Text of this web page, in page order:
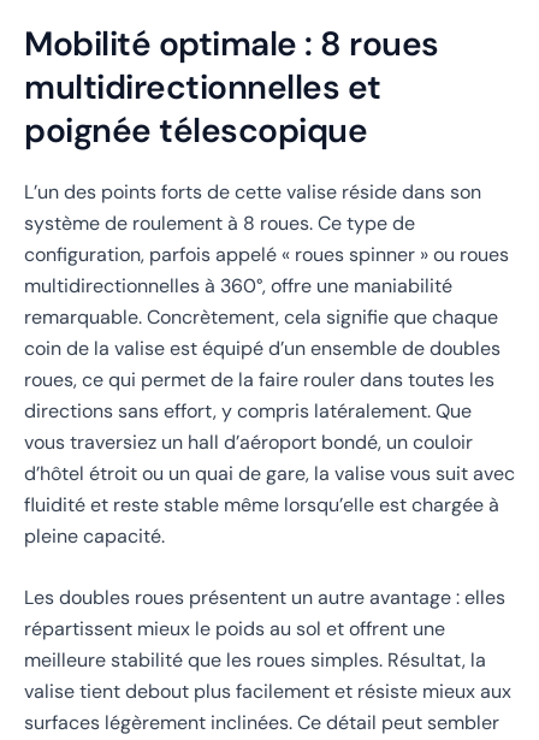
Mobilité optimale : 8 roues
multidirectionnelles et
poignée télescopique
L’un des points forts de cette valise réside dans son
système de roulement à 8 roues. Ce type de
configuration, parfois appelé « roues spinner » ou roues
multidirectionnelles à 360°, offre une maniabilité
remarquable. Concrètement, cela signifie que chaque
coin de la valise est équipé d’un ensemble de doubles
roues, ce qui permet de la faire rouler dans toutes les
directions sans effort, y compris latéralement. Que
vous traversiez un hall d’aéroport bondé, un couloir
d’hôtel étroit ou un quai de gare, la valise vous suit avec
fluidité et reste stable même lorsqu’elle est chargée à
pleine capacité.
Les doubles roues présentent un autre avantage : elles
répartissent mieux le poids au sol et offrent une
meilleure stabilité que les roues simples. Résultat, la
valise tient debout plus facilement et résiste mieux aux
surfaces légèrement inclinées. Ce détail peut sembler